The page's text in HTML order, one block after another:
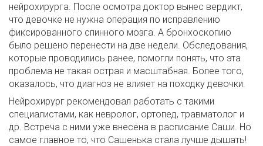
нейрохирурга. После осмотра доктор вынес вердикт,
что девочке не нужна операция по исправлению
фиксированного спинного мозга. А бронхоскопию
было решено перенести на две недели. Обследования,
которые проводились ранее, помогли понять, что эта
проблема не такая острая и масштабная. Более того,
оказалось, что диагноз не влияет на походку девочки.
Нейрохирург рекомендовал работать с такими
специалистами, как невролог, ортопед, травматолог и
др. Встреча с ними уже внесена в расписание Саши. Но
самое главное то, что Сашенька стала лучше дышать!